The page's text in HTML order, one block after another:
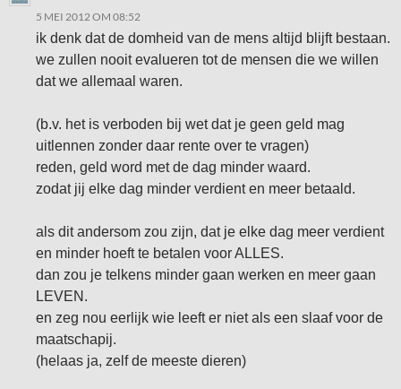
5 MEI 2012 OM 08:52
ik denk dat de domheid van de mens altijd blijft bestaan.
we zullen nooit evalueren tot de mensen die we willen
dat we allemaal waren.
(b.v. het is verboden bij wet dat je geen geld mag
uitlennen zonder daar rente over te vragen)
reden, geld word met de dag minder waard.
zodat jij elke dag minder verdient en meer betaald.
als dit andersom zou zijn, dat je elke dag meer verdient
en minder hoeft te betalen voor ALLES.
dan zou je telkens minder gaan werken en meer gaan
LEVEN.
en zeg nou eerlijk wie leeft er niet als een slaaf voor de
maatschapij.
(helaas ja, zelf de meeste dieren)